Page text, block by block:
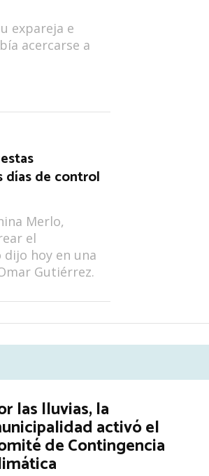
expareja e
acercarse a
días de control
Merlo,
el
hoy en una
Gutiérrez.
las lluvias, la
activó el
de Contingencia